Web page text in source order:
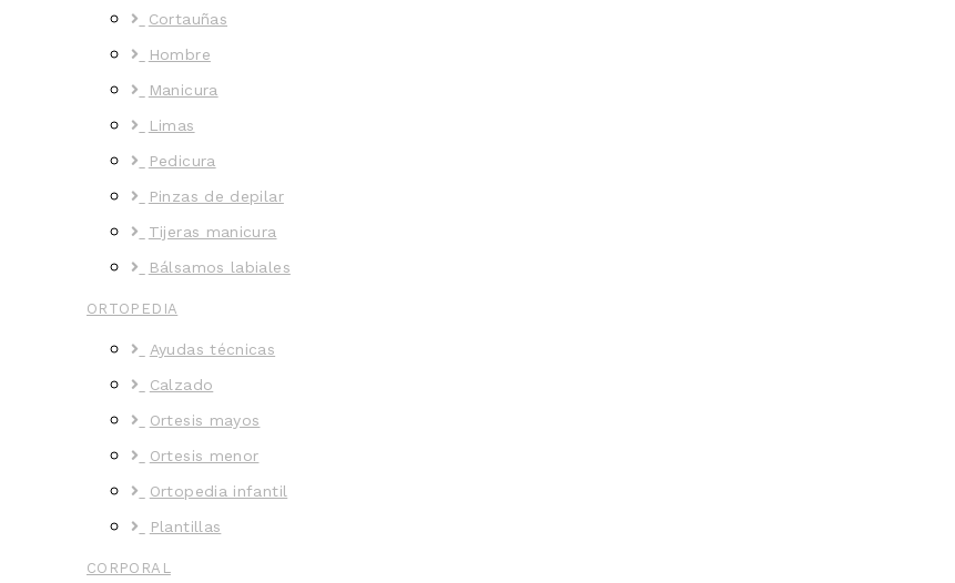
Cortauñas
Hombre
Manicura
Limas
Pedicura
Pinzas de depilar
Tijeras manicura
Bálsamos labiales
ORTOPEDIA
Ayudas técnicas
Calzado
Ortesis mayos
Ortesis menor
Ortopedia infantil
Plantillas
CORPORAL